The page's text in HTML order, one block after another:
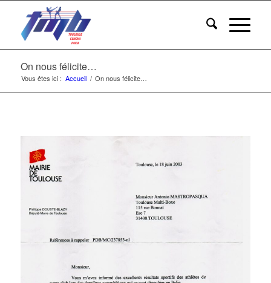
On nous félicite…
Vous êtes ici : Accueil / On nous félicite…